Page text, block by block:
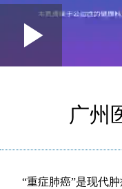
广州
“重症肺癌”是现代